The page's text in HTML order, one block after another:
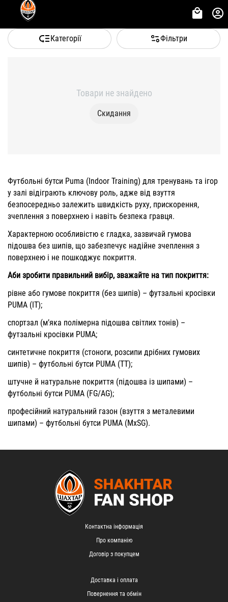
Категорії Фільтри
Товари не знайдено
Скидання
Футбольні бутси Puma (Indoor Training) для тренувань та ігор
у залі відіграють ключову роль, адже від взуття
безпосередньо залежить швидкість руху, прискорення,
зчеплення з поверхнею і навіть безпека гравця.
Характерною особливістю є гладка, зазвичай гумова
підошва без шипів, що забезпечує надійне зчеплення з
поверхнею і не пошкоджує покриття.
Аби зробити правильний вибір, зважайте на тип покриття:
рівне або гумове покриття (без шипів) – футзальні кросівки
PUMA (IT);
спортзал (м’яка полімерна підошва світлих тонів) –
футзальні кросівки PUMA;
синтетичне покриття (стоноги, розсипи дрібних гумових
шипів) – футбольні бутси PUMA (ТТ);
штучне й натуральне покриття (підошва із шипами) –
футбольні бутси PUMA (FG/AG);
професійний натуральний газон (взуття з металевими
шипами) – футбольні бутси PUMA (MxSG).
Контактна інформація
Про компанію
Договір з покупцем
Доставка і оплата
Повернення та обмін